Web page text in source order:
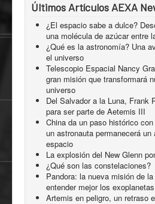
Últimos Artículos AEXA
¿El espacio sabe a dulce?
una molécula de azúcar entre
¿Qué es la astronomía? Una
el universo
Telescopio Espacial Nancy
gran misión que transformará
universo
Del Salvador a la Luna, Frank
para ser parte de Aetemis III
China da un paso histórico
un astronauta permanecerá
espacio
La explosión del New Glenn
¿Qué son las constelaciones?
Pandora: la nueva misión de
entender mejor los exoplanetas
Artemis en peligro, un retraso